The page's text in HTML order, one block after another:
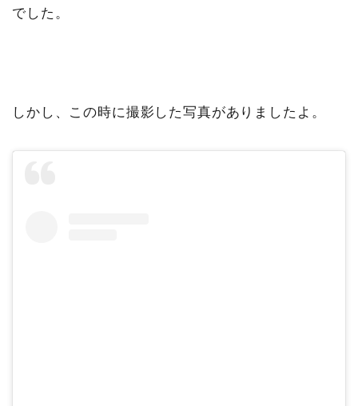
でした。
しかし、この時に撮影した写真がありましたよ。